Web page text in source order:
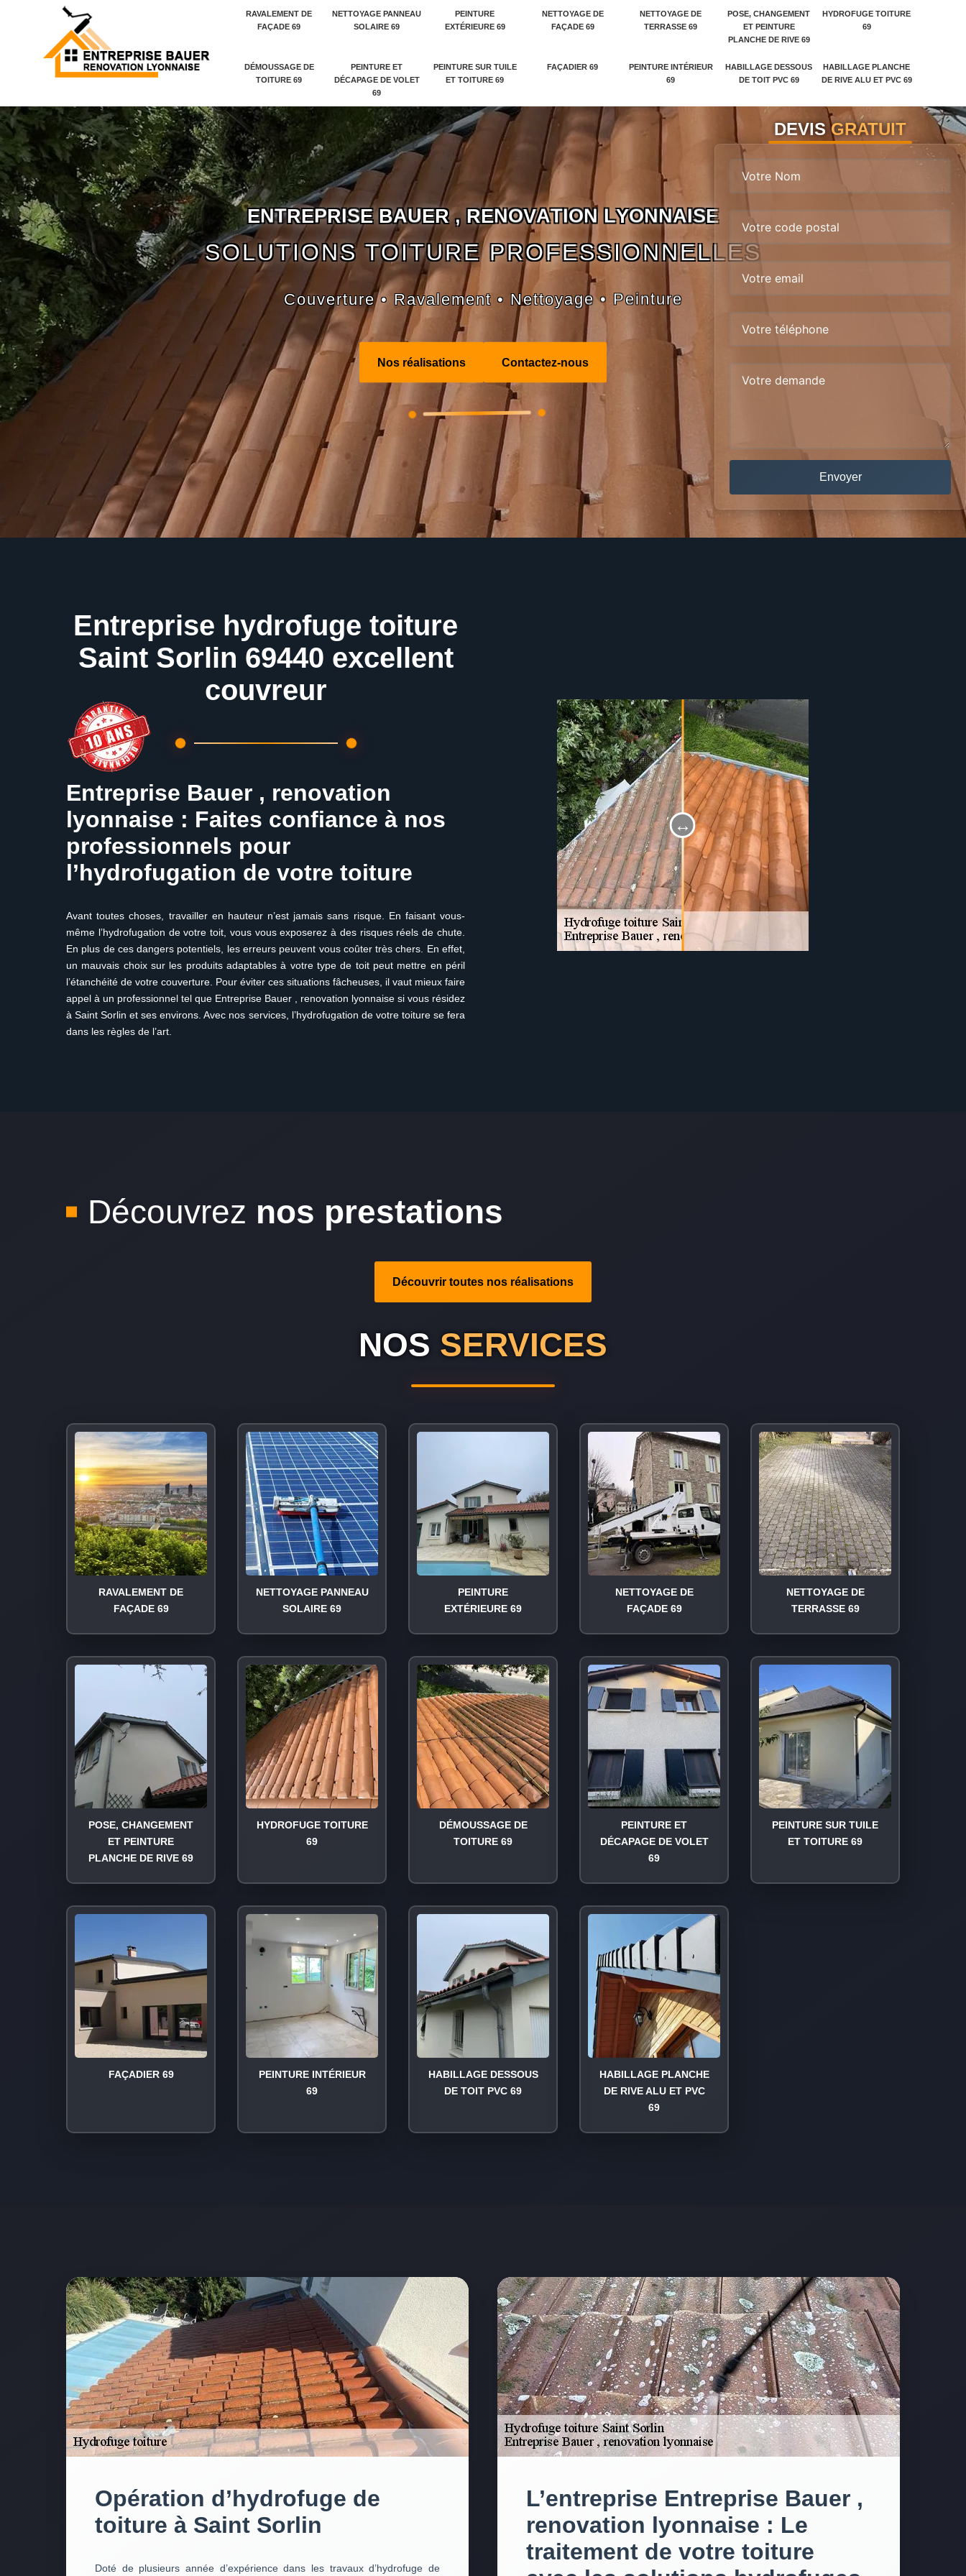
RAVALEMENT DE
FAÇADE 69
NETTOYAGE PANNEAU
SOLAIRE 69
PEINTURE
EXTÉRIEURE 69
NETTOYAGE DE
FAÇADE 69
NETTOYAGE DE
TERRASSE 69
POSE, CHANGEMENT
ET PEINTURE
PLANCHE DE RIVE 69
HYDROFUGE TOITURE
69
DÉMOUSSAGE DE
TOITURE 69
PEINTURE ET
DÉCAPAGE DE VOLET
69
PEINTURE SUR TUILE
ET TOITURE 69
FAÇADIER 69
PEINTURE INTÉRIEUR
69
HABILLAGE DESSOUS
DE TOIT PVC 69
HABILLAGE PLANCHE
DE RIVE ALU ET PVC 69
ENTREPRISE BAUER , RENOVATION LYONNAISE
SOLUTIONS TOITURE PROFESSIONNELLES
Couverture • Ravalement • Nettoyage • Peinture
Nos réalisations Contactez-nous
DEVISGRATUIT
Entreprise hydrofuge toiture
Saint Sorlin 69440 excellent
couvreur
Entreprise Bauer , renovation
lyonnaise : Faites confiance à nos
professionnels pour
l’hydrofugation de votre toiture
Avant toutes choses, travailler en hauteur n’est jamais sans risque. En faisant vous-
même l’hydrofugation de votre toit, vous vous exposerez à des risques réels de chute.
En plus de ces dangers potentiels, les erreurs peuvent vous coûter très chers. En effet,
un mauvais choix sur les produits adaptables à votre type de toit peut mettre en péril
l’étanchéité de votre couverture. Pour éviter ces situations fâcheuses, il vaut mieux faire
appel à un professionnel tel que Entreprise Bauer , renovation lyonnaise si vous résidez
à Saint Sorlin et ses environs. Avec nos services, l’hydrofugation de votre toiture se fera
dans les règles de l’art.
Découvrez nos prestations
Découvrir toutes nos réalisations
NOS SERVICES
RAVALEMENT DE
FAÇADE 69
NETTOYAGE PANNEAU
SOLAIRE 69
PEINTURE
EXTÉRIEURE 69
NETTOYAGE DE
FAÇADE 69
NETTOYAGE DE
TERRASSE 69
POSE, CHANGEMENT
ET PEINTURE
PLANCHE DE RIVE 69
HYDROFUGE TOITURE
69
DÉMOUSSAGE DE
TOITURE 69
PEINTURE ET
DÉCAPAGE DE VOLET
69
PEINTURE SUR TUILE
ET TOITURE 69
FAÇADIER 69
PEINTURE INTÉRIEUR
69
HABILLAGE DESSOUS
DE TOIT PVC 69
HABILLAGE PLANCHE
DE RIVE ALU ET PVC
69
Opération d’hydrofuge de
toiture à Saint Sorlin
Doté de plusieurs année d’expérience dans les travaux d’hydrofuge de
L’entreprise Entreprise Bauer ,
renovation lyonnaise : Le
traitement de votre toiture